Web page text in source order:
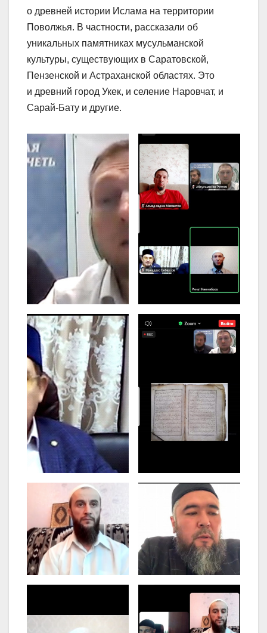
о древней истории Ислама на территории
Поволжья. В частности, рассказали об
уникальных памятниках мусульманской
культуры, существующих в Саратовской,
Пензенской и Астраханской областях. Это
и древний город Укек, и селение Наровчат, и
Сарай-Бату и другие.